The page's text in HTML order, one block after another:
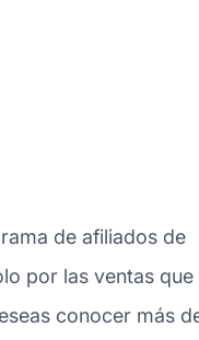
de afiliados de
por las ventas que
conocer más